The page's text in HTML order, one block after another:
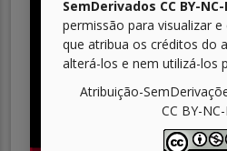
SemDerivados CC BY-NC-
permissão para visualizar
que atribua os créditos do
alterá-los e nem utilizá-los
Atribuição-
CC BY-